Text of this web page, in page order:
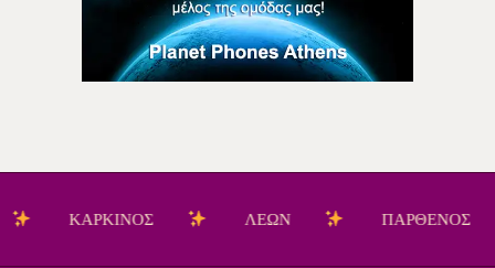
ΚΑΡΚΙΝΟΣ ΛΕΩΝ ΠΑΡΘΕΝΟΣ